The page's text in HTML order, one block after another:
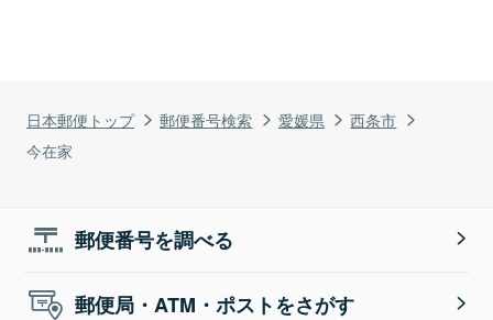
日本郵便トップ 郵便番号検索 愛媛県
西条市
今在家
郵便番号を調べる
郵便局・ATM・ポストをさがす